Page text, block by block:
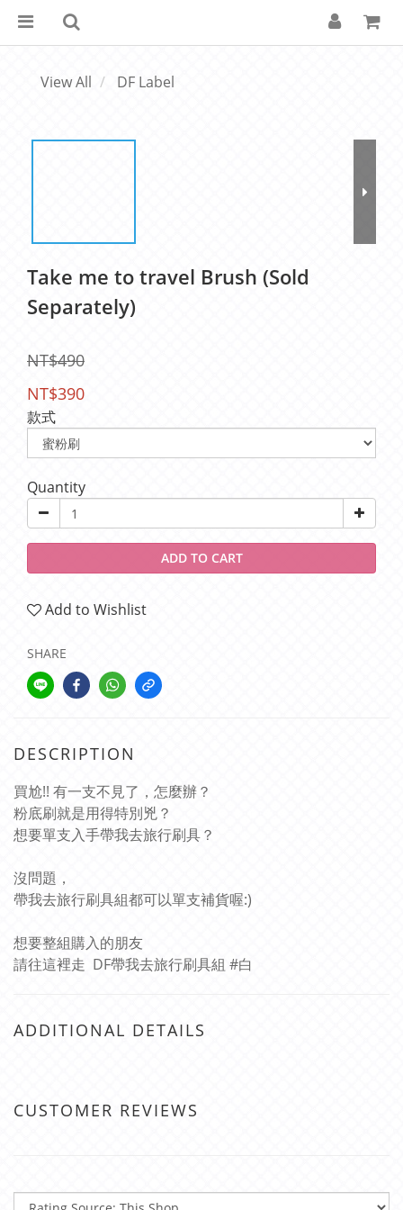
View All DF Label
Take me to travel Brush (Sold
Separately)
NT$490
NT$390
款式
Quantity
ADD TO CART
Add to Wishlist
SHARE
DESCRIPTION
買尬!! 有一支不見了，怎麼辦？
粉底刷就是用得特別兇？
想要單支入手帶我去旅行刷具？
沒問題，
帶我去旅行刷具組都可以單支補貨喔:)
想要整組購入的朋友
請往這裡走 DF帶我去旅行刷具組 #白
ADDITIONAL DETAILS
CUSTOMER REVIEWS